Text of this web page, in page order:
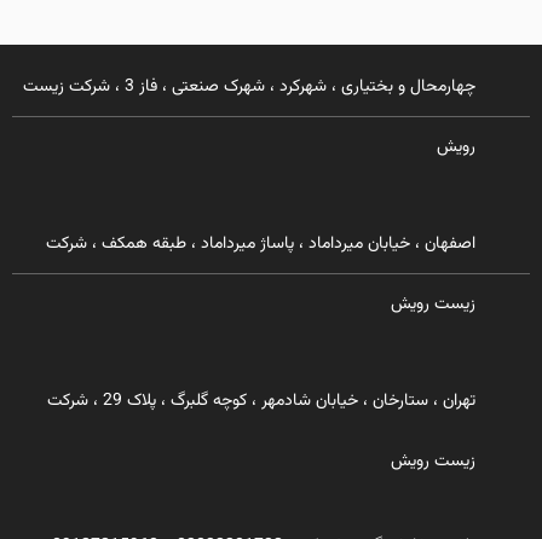
چهارمحال و بختیاری ، شهرکرد ، شهرک صنعتی ، فاز 3 ، شرکت زیست
رویش
اصفهان ، خیابان میرداماد ، پاساژ میرداماد ، طبقه همکف ، شرکت
زیست رویش
تهران ، ستارخان ، خیابان شادمهر ، کوچه گلبرگ ، پلاک 29 ، شرکت
زیست رویش